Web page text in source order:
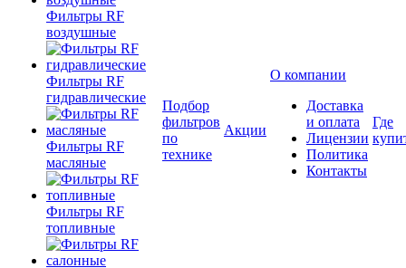
Фильтры RF
воздушные
Фильтры RF
гидравлические
Фильтры RF
масляные
Фильтры RF
топливные
Подбор
фильтров
по
технике
Акции
О компании
Доставка
и оплата
Лицензии
Политика
Контакты
Где